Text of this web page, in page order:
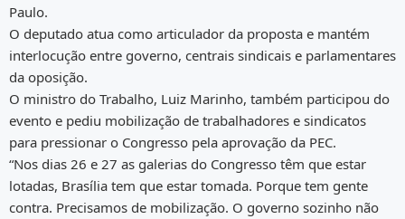
Paulo.
O deputado atua como articulador da proposta e mantém
interlocução entre governo, centrais sindicais e parlamentares
da oposição.
O ministro do Trabalho, Luiz Marinho, também participou do
evento e pediu mobilização de trabalhadores e sindicatos
para pressionar o Congresso pela aprovação da PEC.
“Nos dias 26 e 27 as galerias do Congresso têm que estar
lotadas, Brasília tem que estar tomada. Porque tem gente
contra. Precisamos de mobilização. O governo sozinho não